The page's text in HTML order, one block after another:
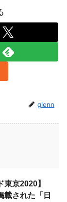
glenn
東京2020】
載された「日